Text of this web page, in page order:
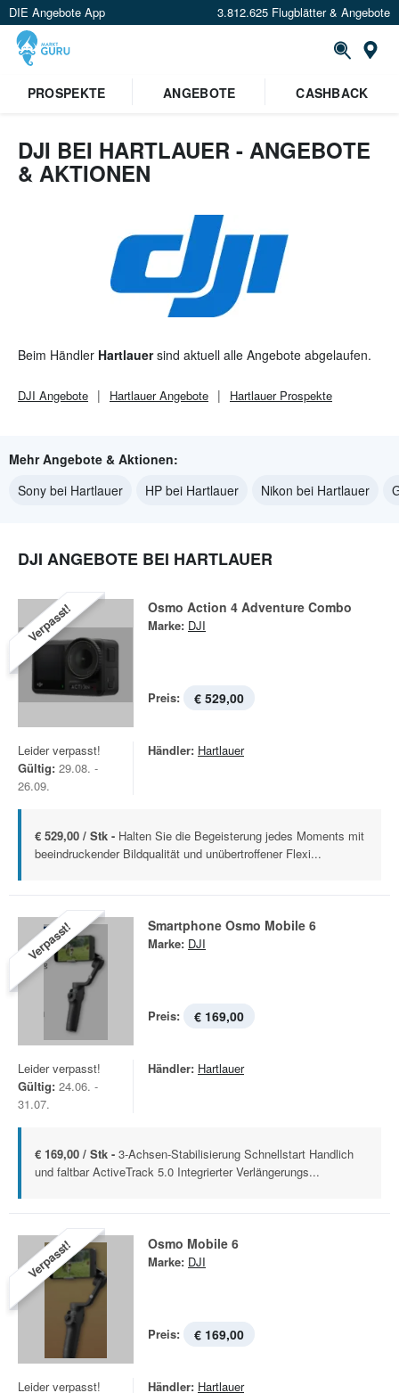
DIE Angebote App 3.812.625 Flugblätter & Angebote
PROSPEKTE
ANGEBOTE CASHBACK
DJI BEI HARTLAUER - ANGEBOTE
& AKTIONEN
Beim Händler Hartlauersind aktuell alle Angebote abgelaufen.
DJI Angebote HartlauerAngebote HartlauerProspekte
Mehr Angebote & Aktionen:
Sony bei Hartlauer
HP bei Hartlauer Nikon bei Hartlauer
DJI ANGEBOTE BEI HARTLAUER
Verpasst! Osmo Action 4 Adventure Combo
Marke: DJI
Preis: € 529,00
Leider verpasst!
Gültig: 29.08. -
26.09.
Händler: Hartlauer
€ 529,00 / Stk - Halten Sie die Begeisterung jedes Moments mit
beeindruckender Bildqualität und unübertroffener Flexi...
Verpasst! Smartphone Osmo Mobile 6
Marke: DJI
Preis: € 169,00
Leider verpasst!
Gültig: 24.06. -
31.07.
Händler: Hartlauer
€ 169,00 / Stk - 3-Achsen-Stabilisierung Schnellstart Handlich
und faltbar ActiveTrack 5.0 Integrierter Verlängerungs...
Verpasst! Osmo Mobile 6
Marke: DJI
Preis: € 169,00
Leider verpasst!
Händler: Hartlauer